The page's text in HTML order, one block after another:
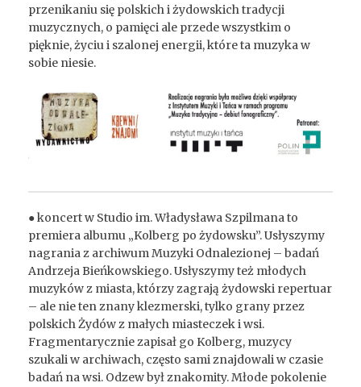
przenikaniu się polskich i żydowskich tradycji
muzycznych, o pamięci ale przede wszystkim o
pięknie, życiu i szalonej energii, które ta muzyka w
sobie niesie.
● koncert w Studio im. Władysława Szpilmana to
premiera albumu „Kolberg po żydowsku”. Usłyszymy
nagrania z archiwum Muzyki Odnalezionej – badań
Andrzeja Bieńkowskiego. Usłyszymy też młodych
muzyków z miasta, którzy zagrają żydowski repertuar
– ale nie ten znany klezmerski, tylko grany przez
polskich Żydów z małych miasteczek i wsi.
Fragmentarycznie zapisał go Kolberg, muzycy
szukali w archiwach, często sami znajdowali w czasie
badań na wsi. Odzew był znakomity. Młode pokolenie